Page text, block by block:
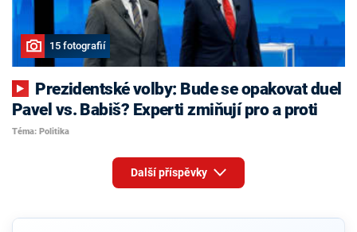
15 fotografií
Pavel vs. Babiš? Experti zmiňují pro a proti
Téma: Politika
Další příspěvky